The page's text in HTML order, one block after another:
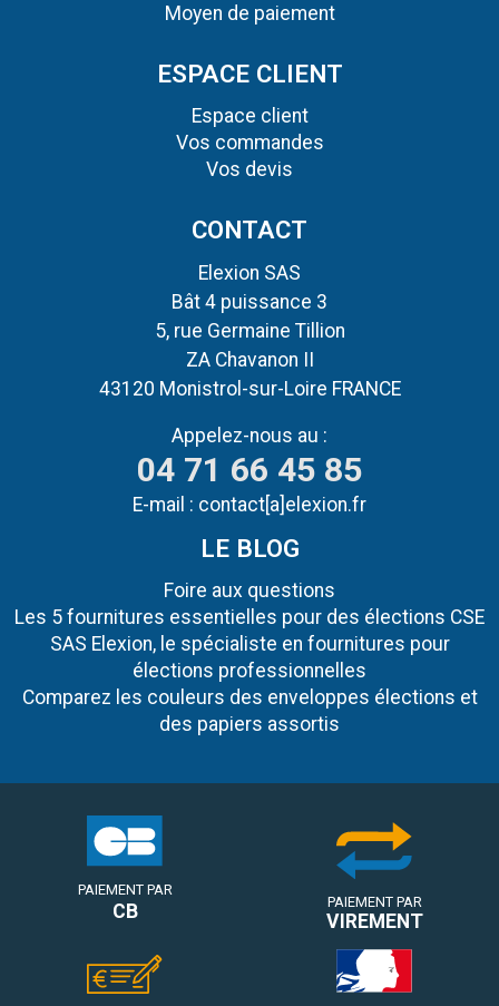
Moyen de paiement
ESPACE CLIENT
Espace client
Vos commandes
Vos devis
CONTACT
Elexion SAS
Bât 4 puissance 3
5, rue Germaine Tillion
ZA Chavanon II
43120 Monistrol-sur-Loire FRANCE
Appelez-nous au :
04 71 66 45 85
E-mail : contact[a]elexion.fr
LE BLOG
Foire aux questions
Les 5 fournitures essentielles pour des élections CSE
SAS Elexion, le spécialiste en fournitures pour
élections professionnelles
Comparez les couleurs des enveloppes élections et
des papiers assortis
PAIEMENT PAR
CB PAIEMENT PAR
VIREMENT